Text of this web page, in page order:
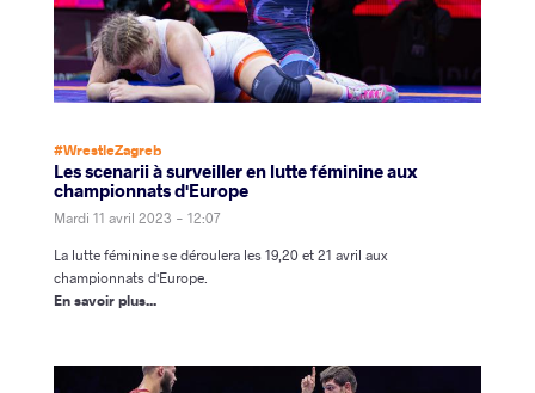
#WrestleZagreb
Les scenarii à surveiller en lutte féminine aux
championnats d'Europe
Mardi 11 avril 2023 - 12:07
La lutte féminine se déroulera les 19,20 et 21 avril aux
championnats d'Europe.
En savoir plus...